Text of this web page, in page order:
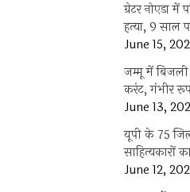
ग्रेटर नोएडा में
हत्या, 9 साल
June 15,
जम्मू में
करंट, गंभीर
June 13,
यूपी के 75
साहित्यकारों
June 12,